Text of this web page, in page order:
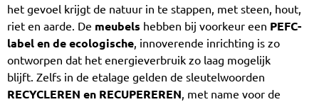
het gevoel krijgt de natuur in te stappen, met steen, hout,
riet en aarde. De meubels hebben bij voorkeur een PEFC-
label en de ecologische, innoverende inrichting is zo
ontworpen dat het energieverbruik zo laag mogelijk
blijft. Zelfs in de etalage gelden de sleutelwoorden
RECYCLEREN en RECUPEREREN, met name voor de